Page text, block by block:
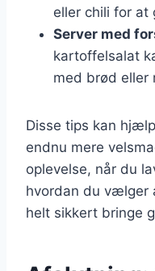
eller chili for at
Server med
kartoffelsalat
med brød eller
Disse tips kan
endnu mere
oplevelse, når du
hvordan du vælger
helt sikkert bringe